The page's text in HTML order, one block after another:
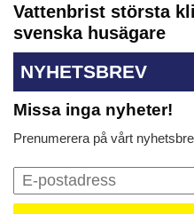
Vattenbrist största
svenska husägare
NYHETSBREV
Missa inga nyheter!
Prenumerera på vårt